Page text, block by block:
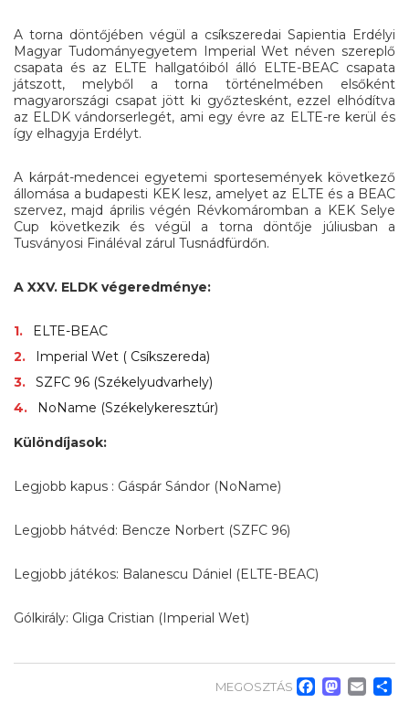
A torna döntőjében végül a csíkszeredai Sapientia Erdélyi
Magyar Tudományegyetem Imperial Wet néven szereplő
csapata és az ELTE hallgatóiból álló ELTE-BEAC csapata
játszott, melyből a torna történelmében elsőként
magyarországi csapat jött ki győztesként, ezzel elhódítva
az ELDK vándorserlegét, ami egy évre az ELTE-re kerül és
így elhagyja Erdélyt.
A kárpát-medencei egyetemi sportesemények következő
állomása a budapesti KEK lesz, amelyet az ELTE és a BEAC
szervez, majd április végén Révkomáromban a KEK Selye
Cup következik és végül a torna döntője júliusban a
Tusványosi Fináléval zárul Tusnádfürdőn.
A XXV. ELDK végeredménye:
ELTE-BEAC
Imperial Wet ( Csíkszereda)
SZFC 96 (Székelyudvarhely)
NoName (Székelykeresztúr)
Különdíjasok:
Legjobb kapus : Gáspár Sándor (NoName)
Legjobb hátvéd: Bencze Norbert (SZFC 96)
Legjobb játékos: Balanescu Dániel (ELTE-BEAC)
Gólkirály: Gliga Cristian (Imperial Wet)
MEGOSZTÁS